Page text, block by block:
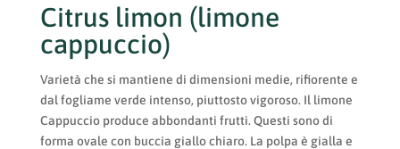
Citrus limon (limone
cappuccio)
Varietà che si mantiene di dimensioni medie, rifiorente e
dal fogliame verde intenso, piuttosto vigoroso. Il limone
Cappuccio produce abbondanti frutti. Questi sono di
forma ovale con buccia giallo chiaro. La polpa è gialla e